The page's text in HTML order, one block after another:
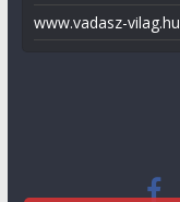
www.vadasz-vilag.hu